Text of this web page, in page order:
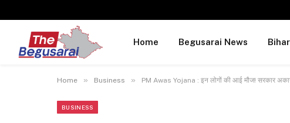
Home Begusarai News Bihar
Home » Business » PM Awas Yojana : इन लोगों की आई मौज! सरकार
BUSINESS